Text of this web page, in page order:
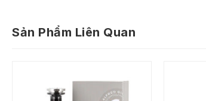
Sản Phẩm Liên Quan